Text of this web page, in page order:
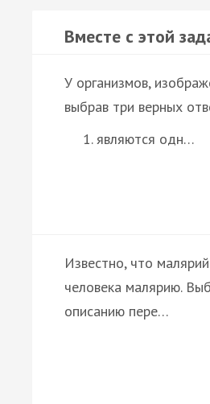
Вместе с этой
У организмов,
выбрав три верных
являются одн…
Известно, что
человека малярию.
описанию пере…